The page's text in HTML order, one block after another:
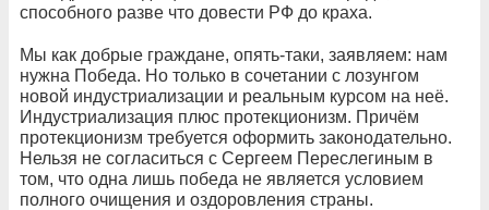
способного разве что довести РФ до краха.
Мы как добрые граждане, опять-таки, заявляем: нам
нужна Победа. Но только в сочетании с лозунгом
новой индустриализации и реальным курсом на неё.
Индустриализация плюс протекционизм. Причём
протекционизм требуется оформить законодательно.
Нельзя не согласиться с Сергеем Переслегиным в
том, что одна лишь победа не является условием
полного очищения и оздоровления страны.